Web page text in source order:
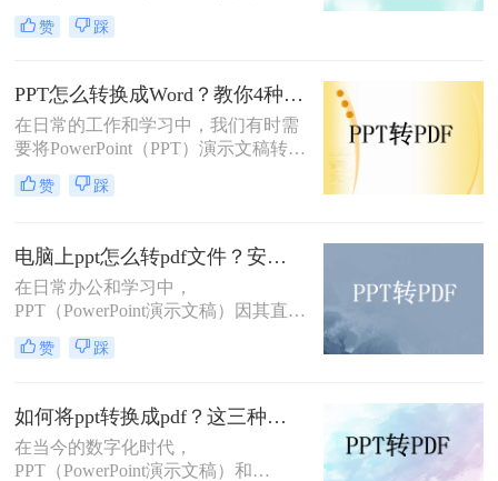
PDF（Portable Document Format）格
式是一项常见的需求，以便更好地分
一致性。那么电脑上ppt怎么转pdf格
式呢？以下将详细介绍几种在电脑上
将PPT转换为PDF格式的方法。
赞 踩
PPT怎么转换成Word？教你4种值得收藏的转换方法!！
在日常的工作和学习中，我们有时需
要将PowerPoint（PPT）演示文稿转换
为Word文档，以便于编辑、打印或进
行更深入的内容整理。虽然两者都是
不总是直截了当。不过，借助一些技
巧和工具，我们可以有效地将PPT转
换为Word格式。那么PPT怎么转换成
Word呢？以下是一些实用的方法，帮
助你完成这一转换。
赞 踩
电脑上ppt怎么转pdf文件？安利给你这三种简单的方法！
在日常办公和学习中，
PPT（PowerPoint演示文稿）因其直
观、动态的展示效果而广受欢迎。然
而，在某些情况下，我们可能需要将
享、打印或确保在不同设备上的一致
显示。那么电脑上ppt怎么转pdf文件
呢？本文将详细介绍在电脑上将PPT
转换为PDF文件的多种方法，帮助用
赞 踩
如何将ppt转换成pdf？这三种转换方法你该学会！
在当今的数字化时代，
PPT（PowerPoint演示文稿）和